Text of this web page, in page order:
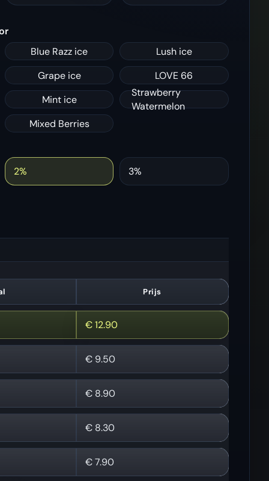
Blue Razz ice
Lush ice
Grape ice
LOVE 66
Mint ice
Strawberry
Watermelon
Mixed Berries
2% 3%
Prijs
€12.90
€9.50
€8.90
€8.30
€7.90